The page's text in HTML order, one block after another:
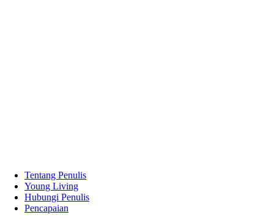
Tentang Penulis
Young Living
Hubungi Penulis
Pencapaian